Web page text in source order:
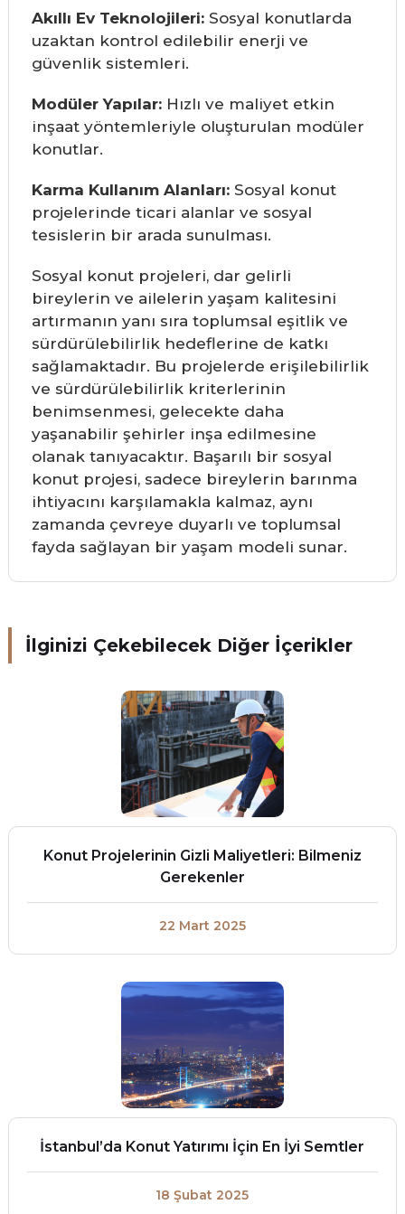
Akıllı Ev Teknolojileri:Sosyal konutlarda
uzaktan kontrol edilebilir enerji ve
güvenlik sistemleri.
Modüler Yapılar:Hızlı ve maliyet etkin
inşaat yöntemleriyle oluşturulan modüler
konutlar.
Karma Kullanım Alanları:Sosyal konut
projelerinde ticari alanlar ve sosyal
tesislerin bir arada sunulması.
Sosyal konut projeleri, dar gelirli
bireylerin ve ailelerin yaşam kalitesini
artırmanın yanı sıra toplumsal eşitlik ve
sürdürülebilirlik hedeflerine de katkı
sağlamaktadır. Bu projelerde erişilebilirlik
ve sürdürülebilirlik kriterlerinin
benimsenmesi, gelecekte daha
yaşanabilir şehirler inşa edilmesine
olanak tanıyacaktır. Başarılı bir sosyal
konut projesi, sadece bireylerin barınma
ihtiyacını karşılamakla kalmaz, aynı
zamanda çevreye duyarlı ve toplumsal
fayda sağlayan bir yaşam modeli sunar.
İlginizi Çekebilecek Diğer İçerikler
Konut Projelerinin Gizli Maliyetleri: Bilmeniz
Gerekenler
22 Mart 2025
İstanbul’da Konut Yatırımı İçin En İyi Semtler
18 Şubat 2025